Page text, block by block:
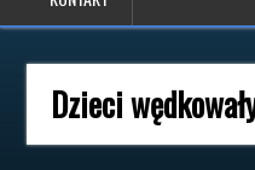
Dzieci